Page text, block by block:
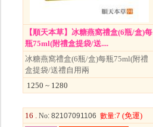
【順天本草】冰糖燕窩禮盒(6瓶/盒)每
瓶75ml(附禮盒提袋/送....
冰糖燕窩禮盒(6瓶/盒)每瓶75ml(附禮
盒提袋/送禮自用兩
1250 ~ 1280
16 . No: 82107091106 數量:7 (免運)